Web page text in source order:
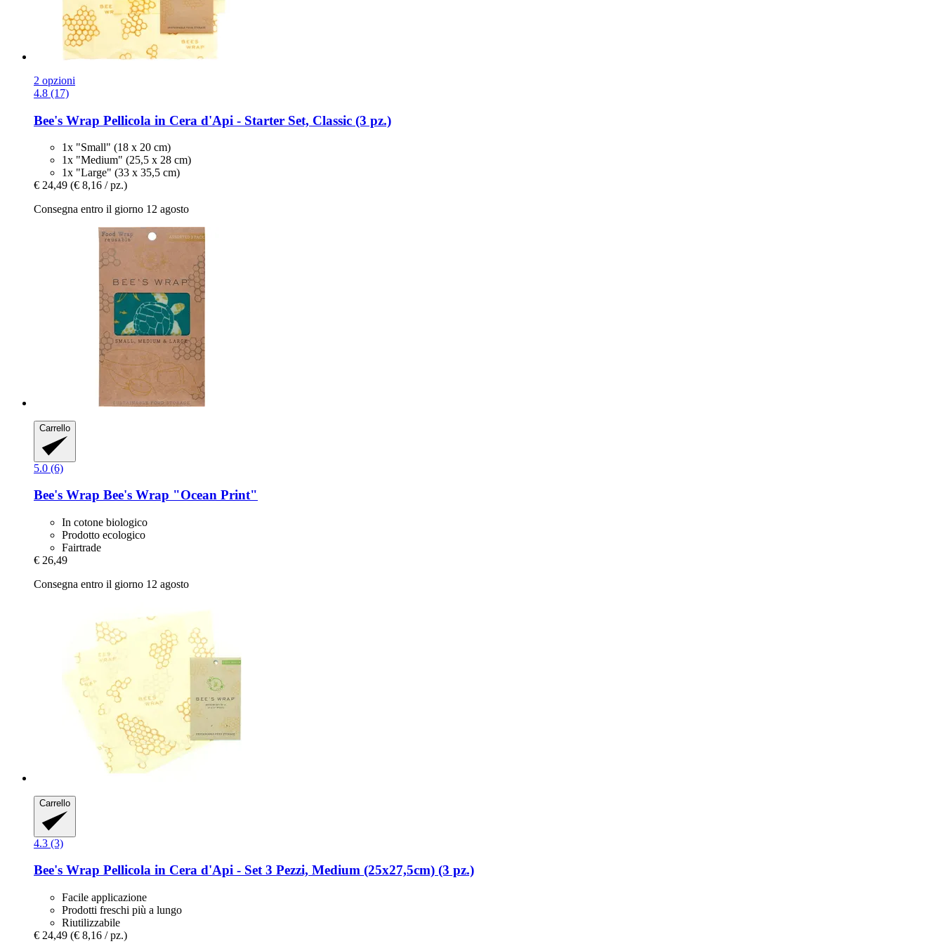
2 opzioni
4.8 (17)
Bee's Wrap Pellicola in Cera d'Api -​ Starter Set, Classic (3 pz.)
1x "Small" (18 x 20 cm)
1x "Medium" (25,5 x 28 cm)
1x "Large" (33 x 35,5 cm)
€ 24,49 (€ 8,16 / pz.)
Consegna entro il giorno 12 agosto
Carrello
5.0 (6)
Bee's Wrap Bee's Wrap "Ocean Print"
In cotone biologico
Prodotto ecologico
Fairtrade
€ 26,49
Consegna entro il giorno 12 agosto
Carrello
4.3 (3)
Bee's Wrap Pellicola in Cera d'Api -​ Set 3 Pezzi, Medium (25x27,5cm) (3 pz.)
Facile applicazione
Prodotti freschi più a lungo
Riutilizzabile
€ 24,49 (€ 8,16 / pz.)